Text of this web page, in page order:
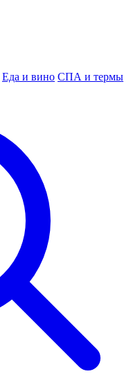
Еда и вино СПА и термы